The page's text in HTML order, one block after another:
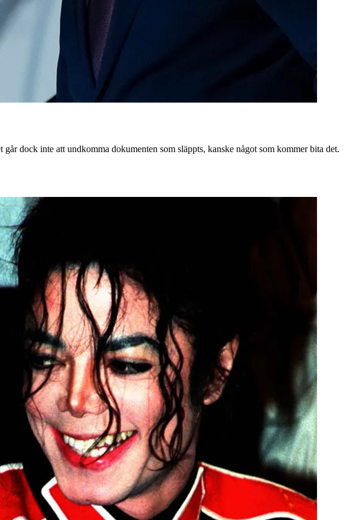
dock inte att undkomma dokumenten som släppts, kanske något som kommer bita det.